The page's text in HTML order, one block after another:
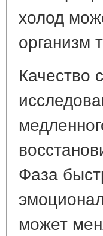
холод
организм
Качество
Фаза
может